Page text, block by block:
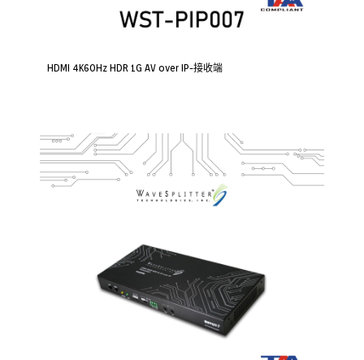
HDMI 4K60Hz HDR 1G AV over IP-接收端